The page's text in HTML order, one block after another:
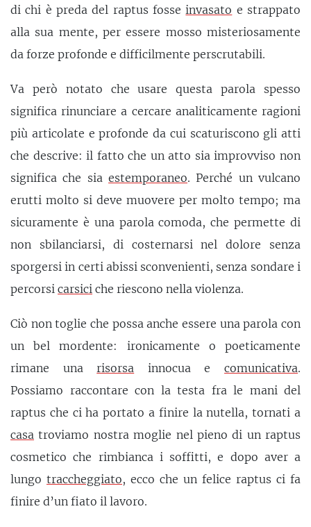
di chi è preda del raptus fosseinvasato e strappato
alla sua mente, per essere mosso misteriosamente
da forze profonde e difficilmente perscrutabili.
Va però notato che usare questa parola spesso
significa rinunciare a cercare analiticamente ragioni
più articolate e profonde da cui scaturiscono gli atti
che descrive: il fatto che un atto sia improvviso non
significa che sia estemporaneo. Perché un vulcano
erutti molto si deve muovere per molto tempo; ma
sicuramente è una parola comoda, che permette di
non sbilanciarsi, di costernarsi nel dolore senza
sporgersi in certi abissi sconvenienti, senza sondare i
percorsi carsici che riescono nella violenza.
Ciò non toglie che possa anche essere una parola con
un bel mordente: ironicamente o poeticamente
rimane una risorsa innocua ecomunicativa.
Possiamo raccontare con la testa fra le mani del
raptus che ci ha portato a finire la nutella, tornati a
casa troviamo nostra moglie nel pieno di un raptus
cosmetico che rimbianca i soffitti, e dopo aver a
lungo traccheggiato, ecco che un felice raptus ci fa
finire d’un fiato il lavoro.